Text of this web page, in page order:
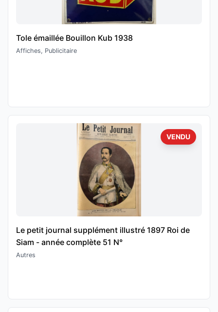
Tole émaillée Bouillon Kub 1938
Affiches, Publicitaire
VENDU
Le petit journal supplément illustré 1897 Roi de
Siam - année complète 51 N°
Autres